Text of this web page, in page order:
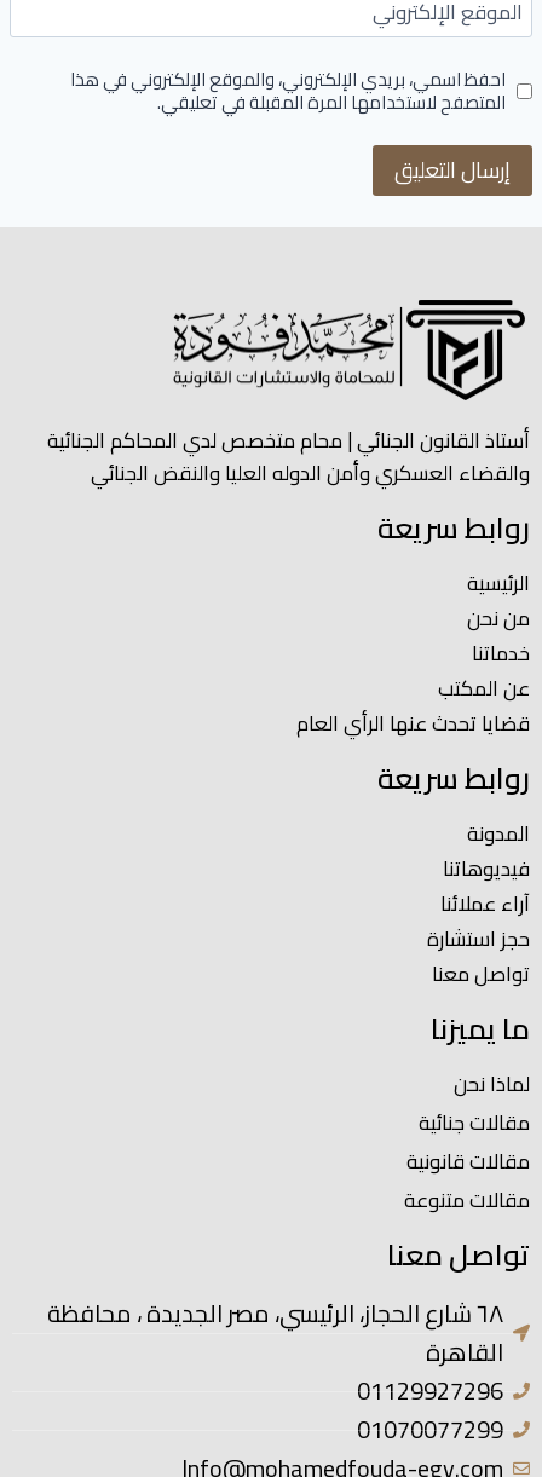
الموقع الإلكتروني
احفظ اسمي، بريدي الإلكتروني، والموقع الإلكتروني في هذا
المتصفح لاستخدامها المرة المقبلة في تعليقي.
أستاذ القانون الجنائي | محام متخصص لدي المحاكم الجنائية
والقضاء العسكري وأمن الدوله العليا والنقض الجنائي
روابط سريعة
الرئيسية
من نحن
خدماتنا
عن المكتب
قضايا تحدث عنها الرأي العام
روابط سريعة
المدونة
فيديوهاتنا
آراء عملائنا
حجز استشارة
تواصل معنا
ما يميزنا
لماذا نحن
مقالات جنائية
مقالات قانونية
مقالات متنوعة
تواصل معنا
٦٨ شارع الحجاز، الرئيسي، مصر الجديدة ، محافظة
القاهرة
01129927296
01070077299